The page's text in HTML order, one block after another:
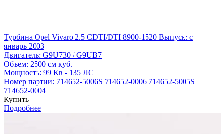
Турбина Opel Vivaro 2.5 CDTI/DTI 8900-1520 Выпуск: с
январь 2003
Двигатель: G9U730 / G9UB7
Объем: 2500 см куб.
Мощность: 99 Кв - 135 ЛС
Номер партии: 714652-5006S 714652-0006 714652-5005S
714652-0004
Купить
Подробнее